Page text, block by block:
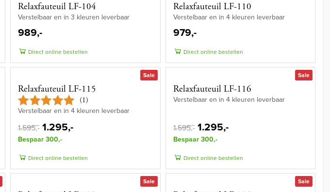
Relaxfauteuil LF-104
Verstelbaar en in 3 kleuren leverbaar
989,-
Direct online bestellen
Relaxfauteuil LF-110
Verstelbaar en in 4 kleuren leverbaar
979,-
Direct online bestellen
Sale
Relaxfauteuil LF-115
(1)
Verstelbaar en in 4 kleuren leverbaar
1.595,- 1.295,-
Bespaar 300,-
Direct online bestellen
Sale
Relaxfauteuil LF-116
Verstelbaar en in 4 kleuren leverbaar
1.595,- 1.295,-
Bespaar 300,-
Direct online bestellen
Sale Sale